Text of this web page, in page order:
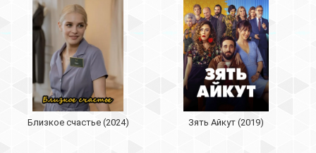
Близкое счастье (2024) Зять Айкут (2019)